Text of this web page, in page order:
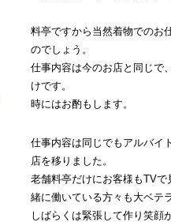
料亭ですから当然着物でのお
のでしょう。
仕事内容は今のお店と同じで
けです。
時にはお酌もします。
仕事内容は同じでもアルバイ
店を移りました。
老舗料亭だけにお客様もTV
緒に働いている方々も大ベテ
しばらくは緊張して作り笑顔